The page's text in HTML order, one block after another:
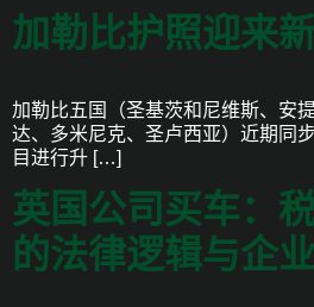
加勒比护照迎来
加勒比五国（圣基茨和尼维斯、安
达、多米尼克、圣卢西亚）近期同
目进行升 […]
英国公司买车：
的法律逻辑与企